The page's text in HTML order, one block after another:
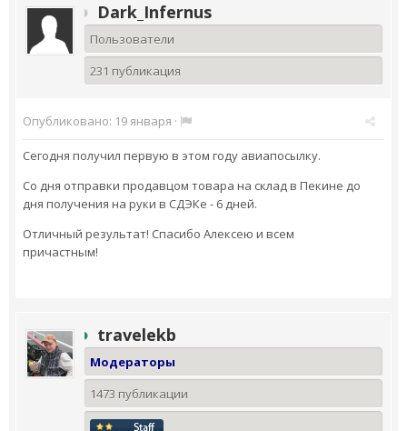
Dark_Infernus
Пользователи
231 публикация
Опубликовано: 19 января ·
Сегодня получил первую в этом году авиапосылку.
Со дня отправки продавцом товара на склад в Пекине до
дня получения на руки в СДЭКе - 6 дней.
Отличный результат! Спасибо Алексею и всем
причастным!
travelekb
Модераторы
1473 публикации